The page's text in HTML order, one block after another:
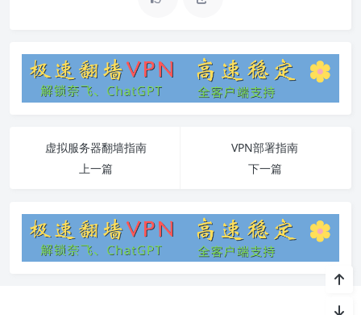
虚拟服务器翻墙指南
上一篇
VPN部署指南
下一篇